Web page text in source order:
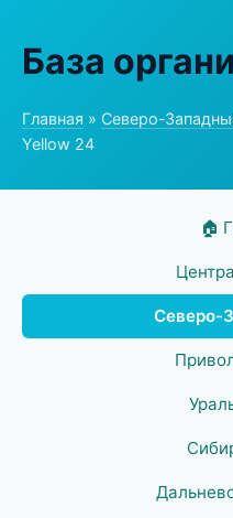
База
Главная » Северо-
Yellow 24
🏠
Северо-